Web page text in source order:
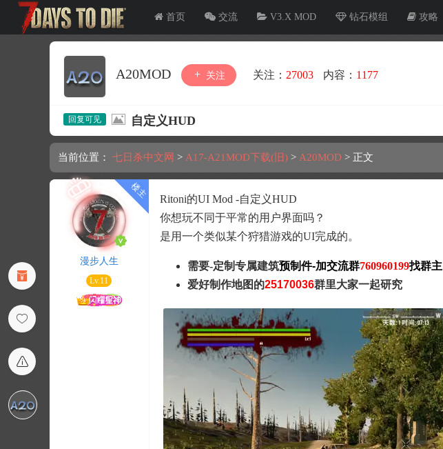
首页 交流 V3.X MOD 钻石模组 攻略
A20MOD 关注 关注： 27003 内容： 1177
自定义HUD
当前位置： 七日杀中文网 > A17-A21MOD下载(旧) > A20MOD > 正文
漫步人生
Lv.11
Ritoni的UI Mod -自定义HUD
你想玩不同于平常的用户界面吗？
是用一个类似某个狩猎游戏的UI完成的。
需要-定制专属建筑预制件-加交流群760960199找群主
爱好制作地图的25170036群里大家一起研究